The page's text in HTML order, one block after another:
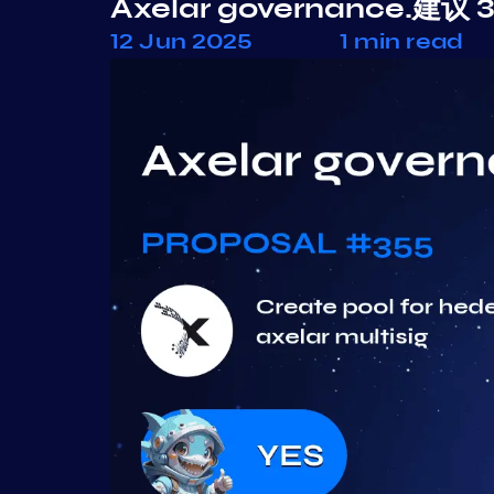
Axelar governance.建议
12 Jun 2025 1 min read